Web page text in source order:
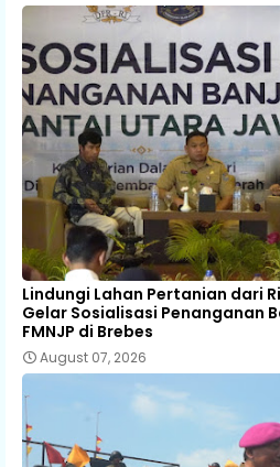
Lindungi Lahan Pertanian dari
Gelar Sosialisasi Penanganan
FMNJP di Brebes
August 07, 2026